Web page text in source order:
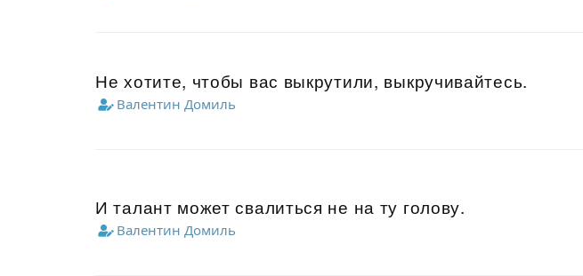
Не хотите, чтобы вас выкрутили, выкручивайтесь.
Валентин Домиль
И талант может свалиться не на ту голову.
Валентин Домиль